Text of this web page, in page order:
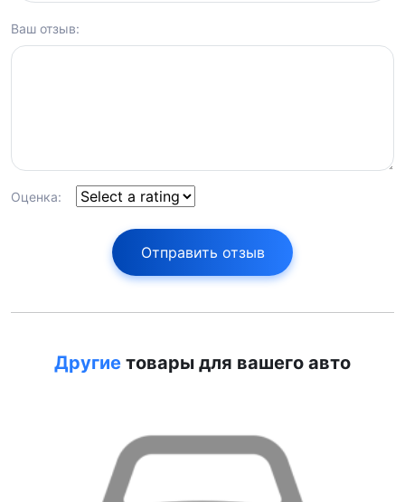
Ваш отзыв:
Оценка:
Отправить отзыв
Другие товары для вашего авто